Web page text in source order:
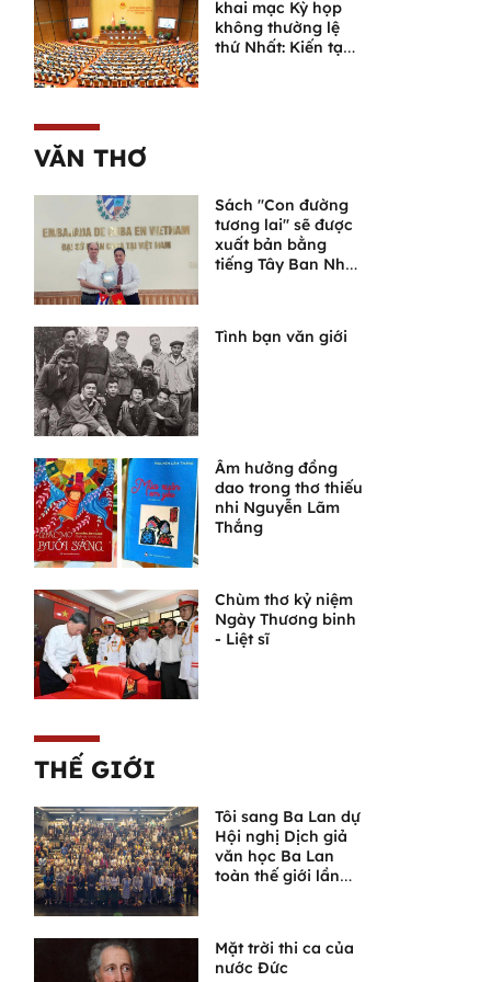
khai mạc Kỳ họp
không thường lệ
thứ Nhất: Kiến tạo
VĂN THƠ
Sách "Con đường
tương lai" sẽ được
xuất bản bằng
tiếng Tây Ban Nha
Tình bạn văn giới
Âm hưởng đồng
dao trong thơ thiếu
nhi Nguyễn Lãm
Thắng
Chùm thơ kỷ niệm
Ngày Thương binh
- Liệt sĩ
THẾ GIỚI
Tôi sang Ba Lan dự
Hội nghị Dịch giả
văn học Ba Lan
toàn thế giới lần
Mặt trời thi ca của
nước Đức